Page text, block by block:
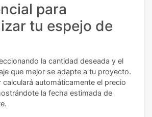
para
tu espejo de
la cantidad deseada y el
que mejor se adapte a tu proyecto.
calculará automáticamente el precio
la fecha estimada de